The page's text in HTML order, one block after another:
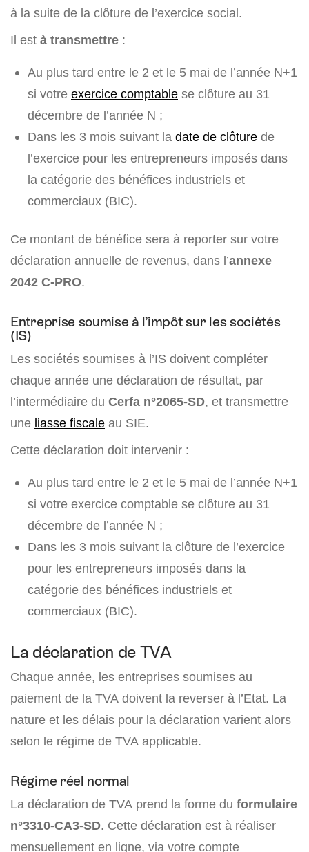
à la suite de la clôture de l’exercice social.
Il est à transmettre :
Au plus tard entre le 2 et le 5 mai de l’année N+1
si votre exercice comptable se clôture au 31
décembre de l’année N ;
Dans les 3 mois suivant la date de clôture de
l’exercice pour les entrepreneurs imposés dans
la catégorie des bénéfices industriels et
commerciaux (BIC).
Ce montant de bénéfice sera à reporter sur votre
déclaration annuelle de revenus, dans l’annexe
2042 C-PRO.
Entreprise soumise à l’impôt sur les sociétés
(IS)
Les sociétés soumises à l’IS doivent compléter
chaque année une déclaration de résultat, par
l’intermédiaire du Cerfa n°2065-SD, et transmettre
une liasse fiscale au SIE.
Cette déclaration doit intervenir :
Au plus tard entre le 2 et le 5 mai de l’année N+1
si votre exercice comptable se clôture au 31
décembre de l’année N ;
Dans les 3 mois suivant la clôture de l’exercice
pour les entrepreneurs imposés dans la
catégorie des bénéfices industriels et
commerciaux (BIC).
La déclaration de TVA
Chaque année, les entreprises soumises au
paiement de la TVA doivent la reverser à l’Etat. La
nature et les délais pour la déclaration varient alors
selon le régime de TVA applicable.
Régime réel normal
La déclaration de TVA prend la forme du formulaire
n°3310-CA3-SD. Cette déclaration est à réaliser
mensuellement en ligne, via votre compte